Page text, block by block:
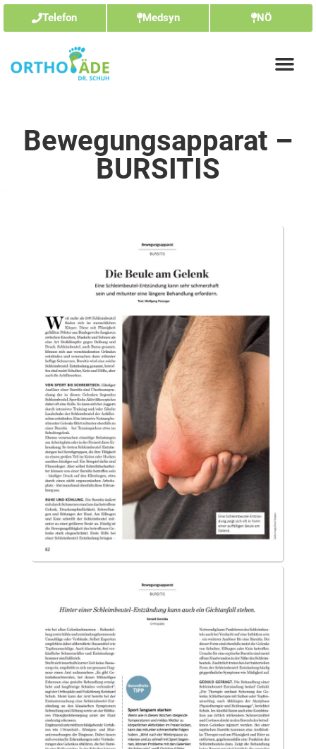
Telefon Medsyn NÖ
Bewegungsapparat –
BURSITIS